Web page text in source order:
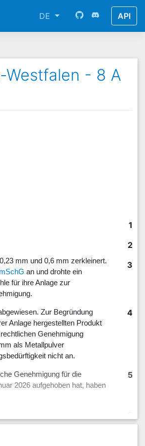
DE API
Westfalen - 8 A
1
2
3
mm und 0,6 mm zerkleinert.
an und drohte ein
für ihre Anlage zur
4
Zur Begründung
Anlage hergestellten Produkt
Genehmigung
als Metallpulver
nicht an.
5
Genehmigung für die
2026 aufgehoben hat, haben
Klarstellung ist das